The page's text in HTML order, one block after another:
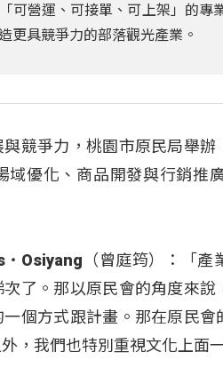
可營運、可接單、可上架」的
更具競爭力的部落觀光產業。
競爭力，桃園市原民局舉
域優化、商品開發與行銷推
（曾庭筠）：「產
了。那以原民會的角度來
個方式跟計畫。那在原民
，我們也特別重視文化上面